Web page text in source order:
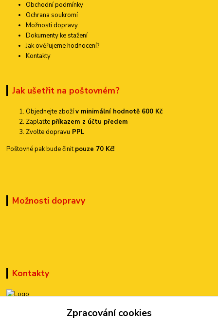
Obchodní podmínky
Ochrana soukromí
Možnosti dopravy
Dokumenty ke stažení
Jak ověřujeme hodnocení?
Kontakty
Jak ušetřit na poštovném?
Objednejte zbožív minimální hodnotě 600 Kč
Zaplaťte příkazem z účtu předem
Zvolte dopravu PPL
Poštovné pak bude činitpouze 70 Kč!
Možnosti dopravy
Kontakty
+420 777 899 301Zpracování cookies